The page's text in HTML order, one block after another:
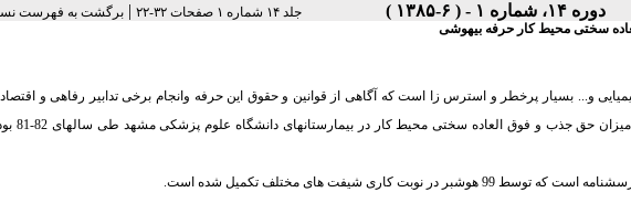
دوره ۱۴، شماره ۱ - ( ۶-۱۳۸۵ ) جلد ۱۴ شماره ۱ صفحات ۳۲-۲۲ |برگشت به فهرست
سختی محیط کار حرفه بیهوشی
و... بسیار پرخطر و استرس زا است که آگاهی از قوانین و حقوق این حرفه وانجام برخی تدابیر رفاهی و
هدف از این مطالعه بررسی دیدگاه بیهوشی دهندگان در مورد میزان حق جذب و فوق العاده
کاری شیفت های مختلف تکمیل شده است.